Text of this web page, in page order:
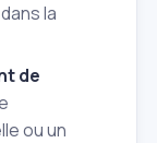
la
de
ou un